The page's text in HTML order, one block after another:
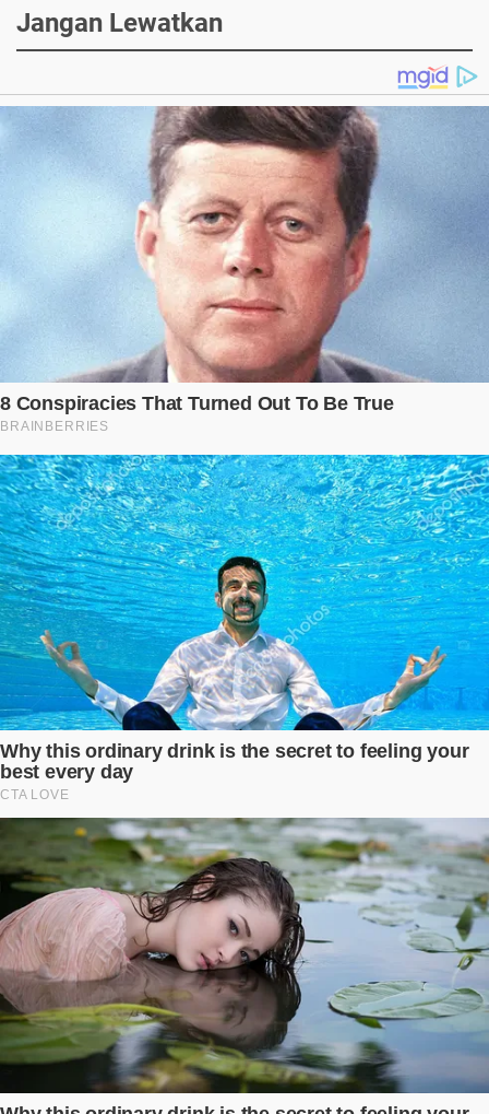
Jangan Lewatkan